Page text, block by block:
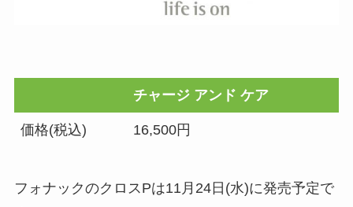
チャージ アンド ケア
価格(税込) 16,500円
フォナックのクロスPは11月24日(水)に発売予定で